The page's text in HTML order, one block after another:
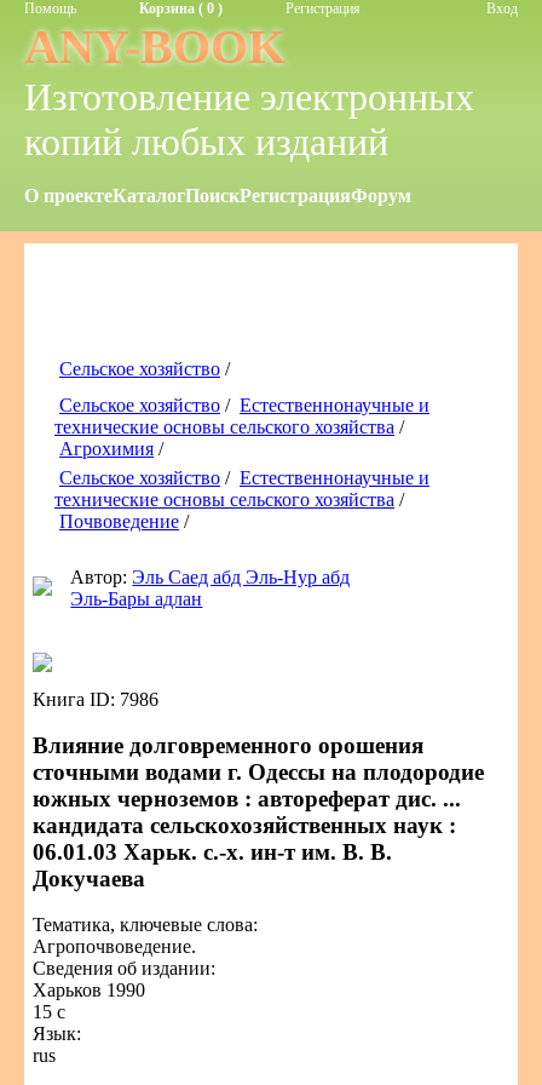
Помощь Корзина ( 0 ) Регистрация Вход
ANY-BOOK
Изготовление электронных
копий любых изданий
О проектеКаталогПоискРегистрацияФорум
Сельское хозяйство /
Сельское хозяйство / Естественнонаучные и
технические основы сельского хозяйства /
Агрохимия /
Сельское хозяйство / Естественнонаучные и
технические основы сельского хозяйства /
Почвоведение /
Автор:Эль Саед абд Эль-Нур абд
Эль-Бары адлан
Книга ID: 7986
Влияние долговременного орошения
сточными водами г. Одессы на плодородие
южных черноземов : автореферат дис. ...
кандидата сельскохозяйственных наук :
06.01.03 Харьк. с.-х. ин-т им. В. В.
Докучаева
Тематика, ключевые слова:
Агропочвоведение.
Сведения об издании:
Харьков 1990
15 с
Язык:
rus